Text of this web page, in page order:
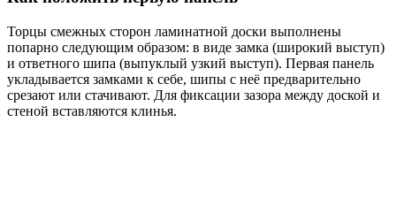
Торцы смежных сторон ламинатной доски выполнены
попарно следующим образом: в виде замка (широкий выступ)
и ответного шипа (выпуклый узкий выступ). Первая панель
укладывается замками к себе, шипы с неё предварительно
срезают или стачивают. Для фиксации зазора между доской и
стеной вставляются клинья.